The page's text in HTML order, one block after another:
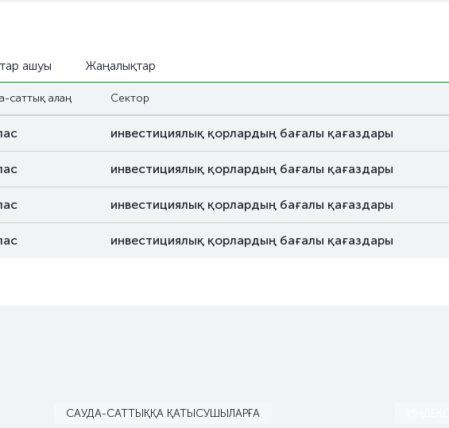
ашуы Жаңалықтар
саттық алаң Сектор
инвестициялық қорлардың бағалы қағаздары
инвестициялық қорлардың бағалы қағаздары
инвестициялық қорлардың бағалы қағаздары
инвестициялық қорлардың бағалы қағаздары
САУДА-САТТЫҚҚА ҚАТЫСУШЫЛАРҒА